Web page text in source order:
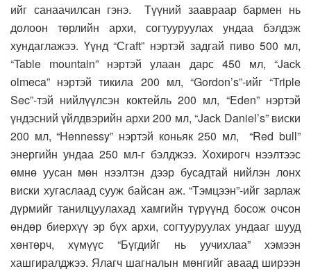
ийг санаачилсан гэнэ. Түүний заавраар бармен нь
долоон төрлийн архи, согтууруулах ундаа бэлдэж
хундаглажээ. Үүнд “Сгаft” нэртэй задгай пиво 500 мл,
“Table mountain” нэртэй улаан дарс 450 мл, “Jack
olmeca” нэртэй тикила 200 мл, “Gordon’s”-ийг “Triple
Sec”-тэй нийлүүлсэн коктейль 200 мл, “Eden” нэртэй
үндэсний үйлдвэрийн архи 200 мл, “Jack Daniel’s” виски
200 мл, “Hennessy” нэртэй коньяк 250 мл, “Red bull”
энергийн ундаа 250 мл-г бэлджээ. Хохирогч нээлтээс
өмнө уусан мөн нээлтэн дээр бусадтай нийлэн лонх
виски хугаслаад сууж байсан аж. “Тэмцээн”-ийг зарлаж
дүрмийг танилцуулахад хамгийн түрүүнд босож очсон
өндөр биерхүү эр бүх архи, согтууруулах ундааг шууд
хөнтөрч, хүмүүс “Бүгдийг нь уучихлаа” хэмээн
хашгиралджээ. Ялагч шагналын мөнгийг аваад ширээн